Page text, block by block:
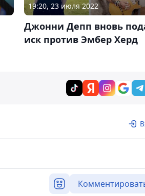
19:20, 23 июля 2022
Джонни Депп вновь
иск против Эмбер Херд